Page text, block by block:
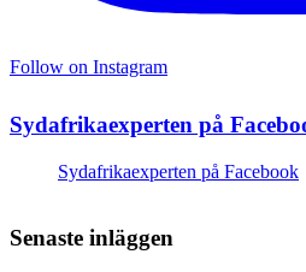
Follow on Instagram
Sydafrikaexperten på
Sydafrikaexperten på Facebook
Senaste inläggen